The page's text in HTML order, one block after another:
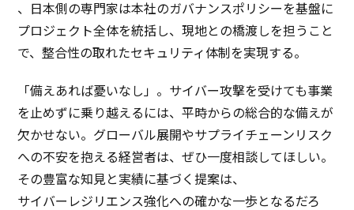
、 日本側 の専門家は本社のガバナンスポリシーを基盤に
プロジェクト全体を統括し、現地との橋渡しを担うこと
で、整合性の取れたセキュリティ 体制 を実現する。
「備えあれば憂いなし」。 サイバー攻撃を受けても事業
を止めずに乗り越えるには、平時からの総合的な備えが
欠かせない。 グローバル展開やサプライチェーンリスク
への不安を抱える経営者は、ぜひ一度相談してほしい。
その豊富な知見 と 実績に基づく提案は、
サイバーレジリエンス強化への確かな一歩となるだろ